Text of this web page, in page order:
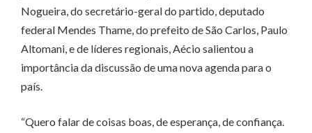
Nogueira, do secretário-geral do partido, deputado
federal Mendes Thame, do prefeito de São Carlos, Paulo
Altomani, e de líderes regionais, Aécio salientou a
importância da discussão de uma nova agenda para o
país.
“Quero falar de coisas boas, de esperança, de confiança.